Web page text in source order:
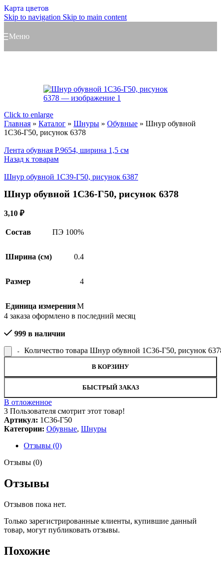
Карта цветов
Skip to navigation Skip to main content
Меню
Click to enlarge
Главная » Каталог » Шнуры » Обувные » Шнур обувной
1С36-Г50, рисунок 6378
Лента обувная Р.9654, ширина 1,5 см
Назад к товарам
Шнур обувной 1С39-Г50, рисунок 6387
Шнур обувной 1С36-Г50, рисунок 6378
3,10 ₽
Состав ПЭ 100%
Ширина (см) 0.4
Размер 4
Единица измеренияМ
4 заказа оформлено в последний месяц
999 в наличии
Количество товара Шнур обувной 1С36-Г50, рисунок
В КОРЗИНУ
БЫСТРЫЙ ЗАКАЗ
В отложенное
3 Пользователя смотрит этот товар!
Артикул: 1С36-Г50
Категории: Обувные, Шнуры
Отзывы (0)
Отзывы (0)
Отзывы
Отзывов пока нет.
Только зарегистрированные клиенты, купившие данный
товар, могут публиковать отзывы.
Похожие